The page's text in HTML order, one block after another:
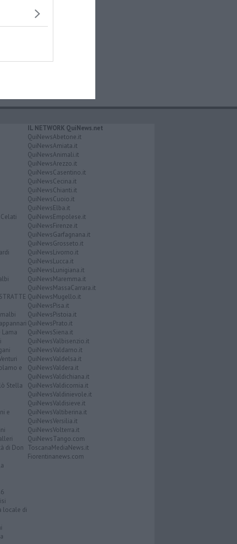
e
Stella
e
di Don
locale di
IL NETWORK QuiNews.net
QuiNewsAbetone.it
QuiNewsAmiata.it
QuiNewsAnimali.it
QuiNewsArezzo.it
QuiNewsCasentino.it
QuiNewsCecina.it
QuiNewsChianti.it
QuiNewsCuoio.it
QuiNewsElba.it
QuiNewsEmpolese.it
QuiNewsFirenze.it
QuiNewsGarfagnana.it
QuiNewsGrosseto.it
QuiNewsLivorno.it
QuiNewsLucca.it
QuiNewsLunigiana.it
QuiNewsMaremma.it
QuiNewsMassaCarrara.it
QuiNewsMugello.it
QuiNewsPisa.it
QuiNewsPistoia.it
QuiNewsPrato.it
QuiNewsSiena.it
QuiNewsValbisenzio.it
QuiNewsValdarno.it
QuiNewsValdelsa.it
QuiNewsValdera.it
QuiNewsValdichiana.it
QuiNewsValdicornia.it
QuiNewsValdinievole.it
QuiNewsValdisieve.it
QuiNewsValtiberina.it
QuiNewsVersilia.it
QuiNewsVolterra.it
QuiNewsTango.com
ToscanaMediaNews.it
Fiorentinanews.com